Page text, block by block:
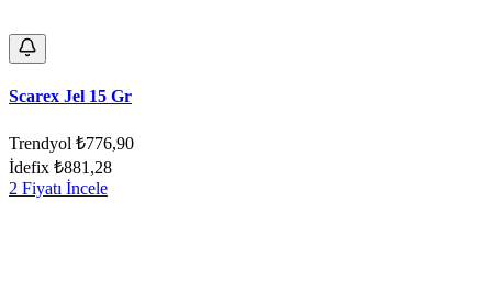
Scarex Jel 15 Gr
Trendyol ₺776,90
İdefix ₺881,28
2 Fiyatı İncele